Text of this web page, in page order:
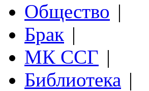
Общество |
Брак |
МК ССГ |
Библиотека |